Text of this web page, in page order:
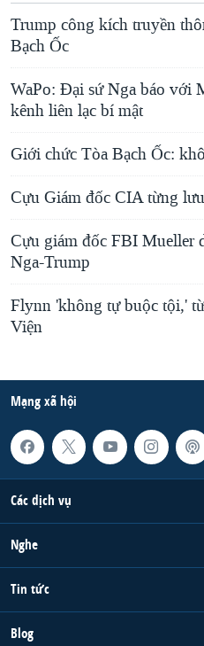
Trump công kích truyền
Bạch Ốc
WaPo: Đại sứ Nga báo với
kênh liên lạc bí mật
Giới chức Tòa Bạch Ốc:
Cựu Giám đốc CIA từng
Cựu giám đốc FBI Mueller
Nga-Trump
Flynn 'không tự buộc tội,'
Viện
Mạng xã hội
Các dịch vụ
Nghe
Tin tức
Blog